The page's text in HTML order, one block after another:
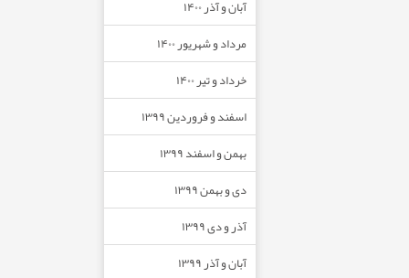
آبان و آذر ۱۴۰۰
مرداد و شهریور ۱۴۰۰
خرداد و تیر ۱۴۰۰
اسفند و فروردین ۱۳۹۹
بهمن و اسفند ۱۳۹۹
دی و بهمن ۱۳۹۹
آذر و دی ۱۳۹۹
آبان و آذر ۱۳۹۹